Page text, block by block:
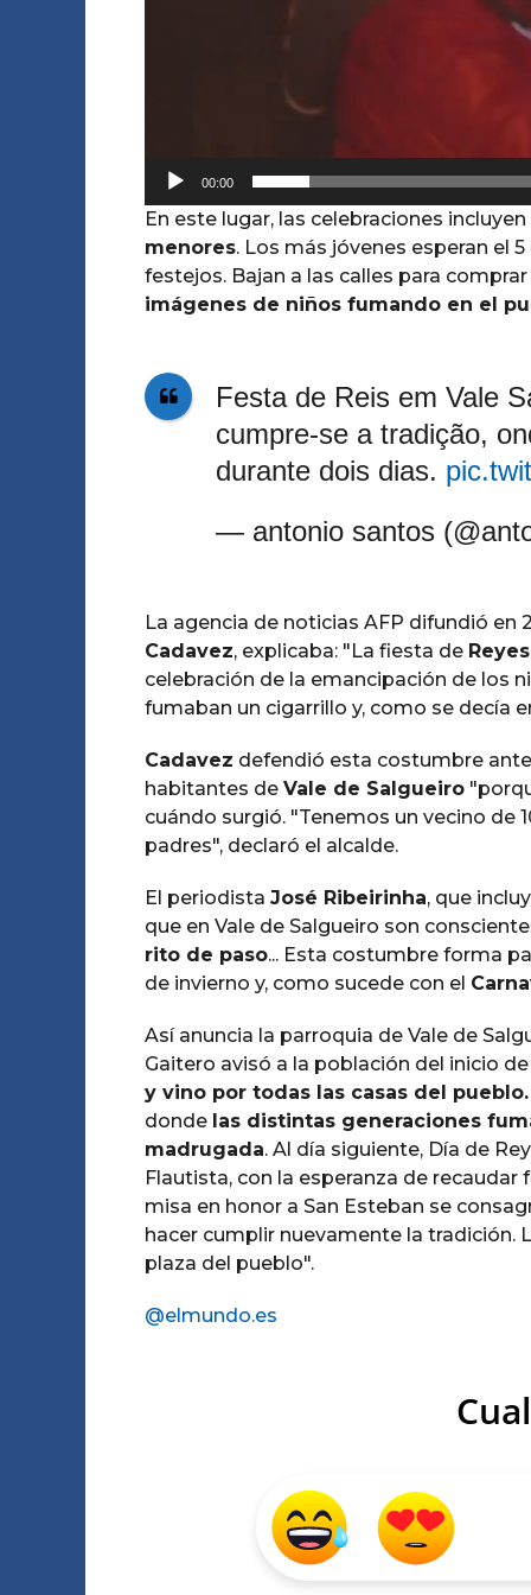
00:00
En este lugar, las celebraciones
menores. Los más jóvenes esperan el
festejos. Bajan a las calles para
imágenes de niños fumando en el
Festa de Reis em Vale
cumpre-se a tradição,
durante dois dias.
— antonio santos
La agencia de noticias AFP difundió en
Cadavez, explicaba: "La fiesta de Reyes
celebración de la emancipación de los
fumaban un cigarrillo y, como se decía
Cadavez defendió esta costumbre
habitantes de Vale de Salgueiro
cuándo surgió. "Tenemos un vecino de
padres", declaró el alcalde.
El periodista José Ribeirinha, que
que en Vale de Salgueiro son
rito de paso... Esta costumbre forma
de invierno y, como sucede con el
Así anuncia la parroquia de Vale de
Gaitero avisó a la población del inicio
y vino por todas las casas del pueblo.
donde las distintas generaciones
madrugada. Al día siguiente, Día de
Flautista, con la esperanza de
misa en honor a San Esteban se
hacer cumplir nuevamente la tradición.
plaza del pueblo".
@elmundo.es